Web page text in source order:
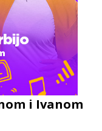
i Ivanom